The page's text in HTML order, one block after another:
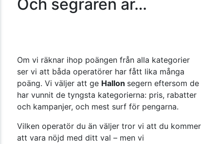
Och segraren är…
Om vi räknar ihop poängen från alla kategorier
ser vi att båda operatörer har fått lika många
poäng. Vi väljer att ge Hallon segern eftersom de
har vunnit de tyngsta kategorierna: pris, rabatter
och kampanjer, och mest surf för pengarna.
Vilken operatör du än väljer tror vi att du kommer
att vara nöjd med ditt val – men vi